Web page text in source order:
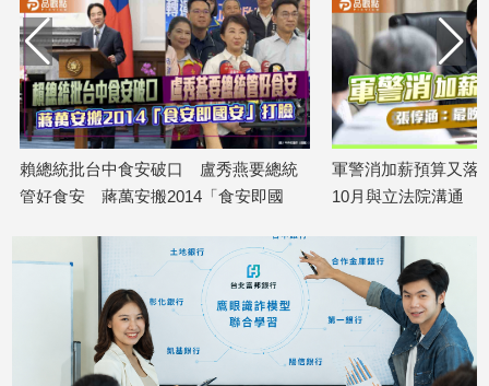
娛
樂
娛
樂
星
聞
時
賴總統批台中食安破口 盧秀燕要總統
管好食安 蔣萬安搬2014「食安即國
軍警消加薪預算又落
10月與立法院溝通